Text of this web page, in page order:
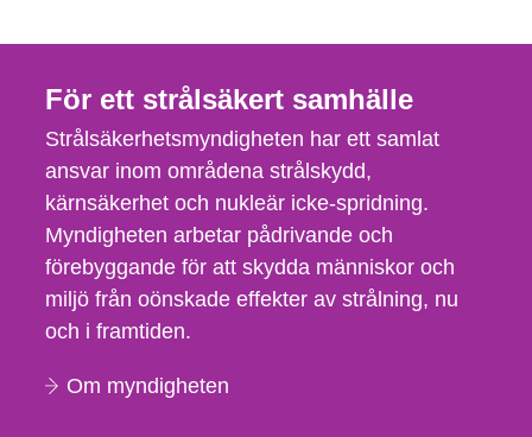
För ett strålsäkert samhälle
Strålsäkerhetsmyndigheten har ett samlat
ansvar inom områdena strålskydd,
kärnsäkerhet och nukleär icke-spridning.
Myndigheten arbetar pådrivande och
förebyggande för att skydda människor och
miljö från oönskade effekter av strålning, nu
och i framtiden.
Om myndigheten